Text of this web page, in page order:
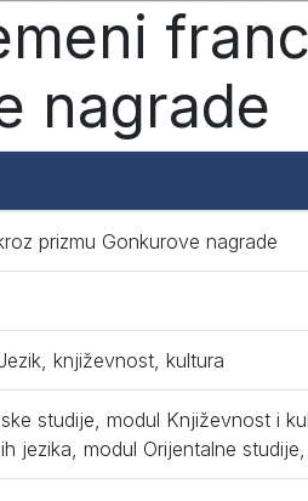
nagrade
prizmu Gonkurove nagrade
književnost, kultura
studije, modul Književnost i
jezika, modul Orijentalne